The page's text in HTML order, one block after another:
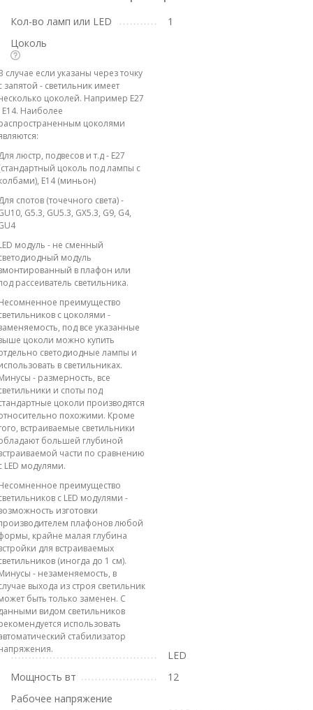
Кол-во ламп или LED
1
Цоколь
случае если указаны через точку
запятой - светильник имеет
цоколей. Например E27
E14. Наиболее
цоколями
люстр, подвесов и т.д - E27
цоколь под лампы с
E14 (миньон)
спотов (точечного света) -
G5.3, GU5.3, GX5.3, G9, G4,
модуль - не сменный
модуль
в плафон или
рассеиватель светильника.
преимущество
с цоколями -
под все указанные
цоколи можно купить
светодиодные лампы и
в светильниках.
- размерность, все
и споты под
цоколи производятся
похожими. Кроме
встраиваемые светильники
большей глубиной
части по сравнению
LED модулями.
преимущество
с LED модулями -
изготовки
плафонов любой
крайне малая глубина
для встраиваемых
(иногда до 1 см).
- незаменяемость, в
выхода из строя светильник
быть только заменен. С
видом светильников
использовать
стабилизатор
LED
Мощность вт
12
Рабочее напряжение